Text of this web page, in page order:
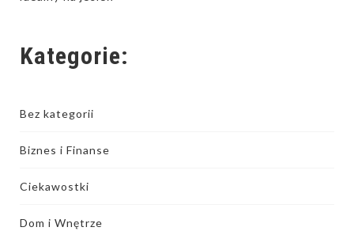
Kategorie:
Bez kategorii
Biznes i Finanse
Ciekawostki
Dom i Wnętrze